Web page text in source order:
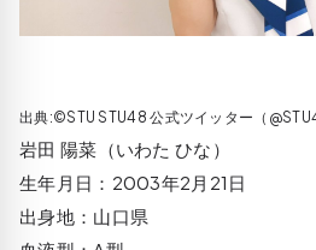
出典:©STU STU48 公式ツイッター（
岩田 陽菜（いわた ひな）
生年月日：2003年2月21日
出身地：山口県